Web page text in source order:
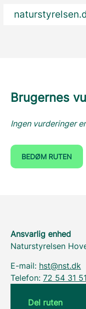
Brugernes
Ingen vurderinger
BEDØM RUTEN
Ansvarlig enhed
Naturstyrelsen
E-mail: hst@nst.dk
Telefon: 72 54 31 51
Del ruten